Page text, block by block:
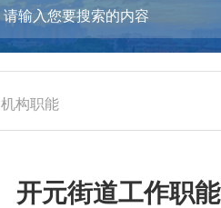
机构职能
开元街道工作职